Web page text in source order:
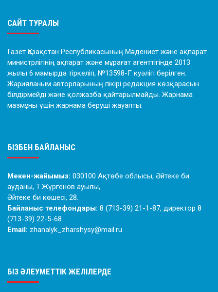
САЙТ ТУРАЛЫ
Газет Қазақстан Республикасының Мәдениет және ақпарат
министрлігінің ақпарат және мұрағат агенттігінде 2013
жылы 6 мамырда тіркеліп, №13598-Г куәлігі берілген.
Жарияланым авторларының пікірі редакция көзқарасын
білдірмейді және қолжазба қайтарылмайды. Жарнама
мазмұны үшін жарнама беруші жауапты.
БІЗБЕН БАЙЛАНЫС
Мекен-жайымыз: 030100 Ақтөбе облысы, Әйтеке би
ауданы, Т.Жүргенов ауылы,
Әйтеке би көшесі, 28.
Байланыс телефондары: 8 (713-39) 21-1-87, директор 8
(713-39) 22-5-68
Email: zhanalyk_zharshysy@mail.ru
БІЗ ӘЛЕУМЕТТІК ЖЕЛІЛЕРДЕ